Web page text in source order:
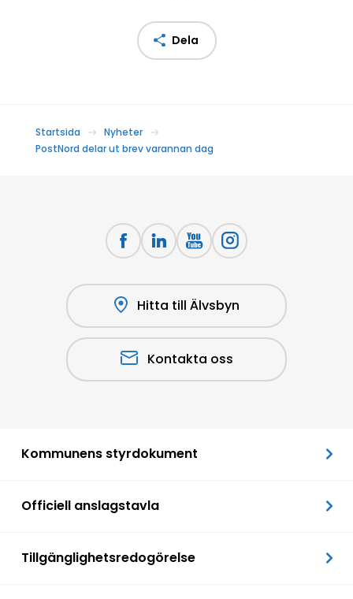
Dela
Startsida
Nyheter
PostNord delar ut brev varannan dag
Hitta till Älvsbyn
Kontakta oss
Kommunens styrdokument
Officiell anslagstavla
Tillgänglighetsredogörelse